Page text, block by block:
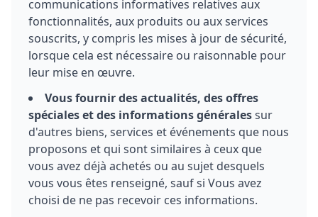
communications informatives relatives aux
fonctionnalités, aux produits ou aux services
souscrits, y compris les mises à jour de sécurité,
lorsque cela est nécessaire ou raisonnable pour
leur mise en œuvre.
Vous fournir des actualités, des offres
spéciales et des informations généralessur
d'autres biens, services et événements que nous
proposons et qui sont similaires à ceux que
vous avez déjà achetés ou au sujet desquels
vous vous êtes renseigné, sauf si Vous avez
choisi de ne pas recevoir ces informations.